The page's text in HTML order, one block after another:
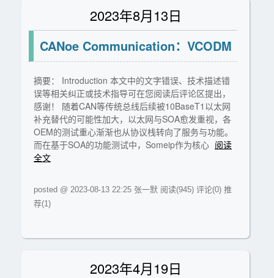
2023年8月13日
CANoe Communication：VCODM
摘要： Introduction 本文中的文字错误、技术描述错
误等相关纠正或技术指导可在您阅读后评论区提出，
感谢！ 随着CAN等传统总线后续被10BaseT1以太网
补充替代的可能性加大，以太网与SOA愈发重视，各
OEM的测试重心渐渐也从协议栈转向了服务与功能。
而在基于SOA的功能测试中，Someip作为核心 阅读
全文
posted @ 2023-08-13 22:25 张一默 阅读(945) 评论(0) 推
荐(1)
2023年4月19日